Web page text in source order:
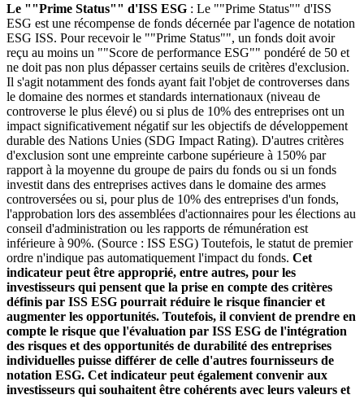
Le ""Prime Status"" d'ISS ESG : Le ""Prime Status"" d'ISS
ESG est une récompense de fonds décernée par l'agence de notation
ESG ISS. Pour recevoir le ""Prime Status"", un fonds doit avoir
reçu au moins un ""Score de performance ESG"" pondéré de 50 et
ne doit pas non plus dépasser certains seuils de critères d'exclusion.
Il s'agit notamment des fonds ayant fait l'objet de controverses dans
le domaine des normes et standards internationaux (niveau de
controverse le plus élevé) ou si plus de 10% des entreprises ont un
impact significativement négatif sur les objectifs de développement
durable des Nations Unies (SDG Impact Rating). D'autres critères
d'exclusion sont une empreinte carbone supérieure à 150% par
rapport à la moyenne du groupe de pairs du fonds ou si un fonds
investit dans des entreprises actives dans le domaine des armes
controversées ou si, pour plus de 10% des entreprises d'un fonds,
l'approbation lors des assemblées d'actionnaires pour les élections au
conseil d'administration ou les rapports de rémunération est
inférieure à 90%. (Source : ISS ESG) Toutefois, le statut de premier
ordre n'indique pas automatiquement l'impact du fonds. Cet
indicateur peut être approprié, entre autres, pour les
investisseurs qui pensent que la prise en compte des critères
définis par ISS ESG pourrait réduire le risque financier et
augmenter les opportunités. Toutefois, il convient de prendre en
compte le risque que l'évaluation par ISS ESG de l'intégration
des risques et des opportunités de durabilité des entreprises
individuelles puisse différer de celle d'autres fournisseurs de
notation ESG. Cet indicateur peut également convenir aux
investisseurs qui souhaitent être cohérents avec leurs valeurs et